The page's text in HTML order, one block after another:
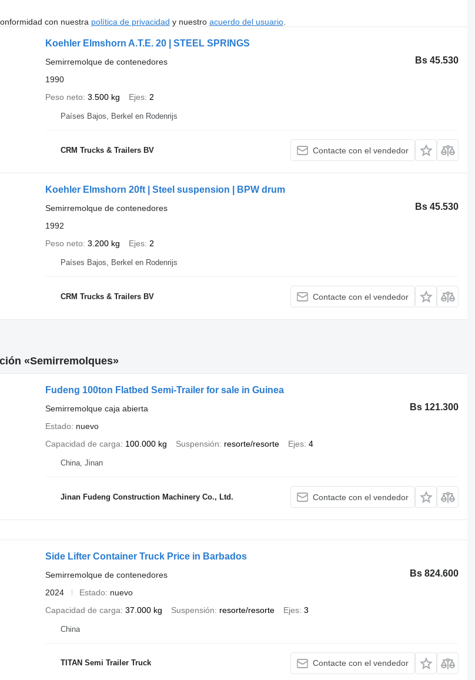
con nuestra política de privacidad y nuestro acuerdo del usuario.
Koehler Elmshorn A.T.E. 20 | STEEL SPRINGS
Bs 45.530
Semirremolque de contenedores
1990
Peso neto 3.500 kg Ejes 2
Países Bajos, Berkel en Rodenrijs
CRM Trucks & Trailers BV Contacte con el vendedor
Koehler Elmshorn 20ft | Steel suspension | BPW drum
Bs 45.530
Semirremolque de contenedores
1992
Peso neto 3.200 kg Ejes 2
Países Bajos, Berkel en Rodenrijs
CRM Trucks & Trailers BV Contacte con el vendedor
«Semirremolques»
Fudeng 100ton Flatbed Semi-Trailer for sale in Guinea
Bs 121.300
Semirremolque caja abierta
Estado
nuevo
Capacidad de carga
100.000 kg Suspensión resorte/resorte Ejes 4
China, Jinan
Jinan Fudeng Construction Machinery Co., Ltd. Contacte con el vendedor
Side Lifter Container Truck Price in Barbados
Bs 824.600
Semirremolque de contenedores
2024
Estado
nuevo
Capacidad de carga 37.000 kg Suspensión resorte/resorte Ejes 3
China
TITAN Semi Trailer Truck Contacte con el vendedor